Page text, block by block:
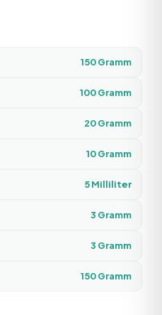
150Gramm
100Gramm
20Gramm
10Gramm
5Milliliter
3 Gramm
3 Gramm
150Gramm